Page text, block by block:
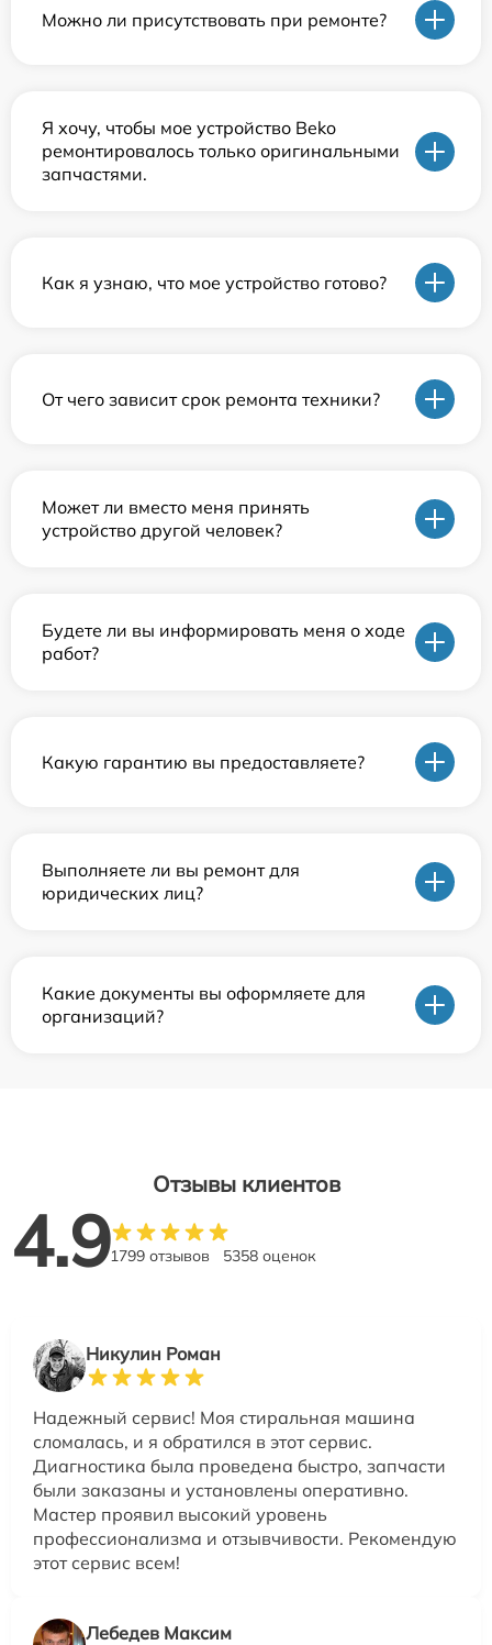
Можно ли присутствовать при ремонте?
Я хочу, чтобы мое устройство Beko
ремонтировалось только оригинальными
запчастями.
Как я узнаю, что мое устройство готово?
От чего зависит срок ремонта техники?
Может ли вместо меня принять
устройство другой человек?
Будете ли вы информировать меня о ходе
работ?
Какую гарантию вы предоставляете?
Выполняете ли вы ремонт для
юридических лиц?
Какие документы вы оформляете для
организаций?
Отзывы клиентов
4.91799 отзывов 5358 оценок
Никулин Роман
Надежный сервис! Моя стиральная машина
сломалась, и я обратился в этот сервис.
Диагностика была проведена быстро, запчасти
были заказаны и установлены оперативно.
Мастер проявил высокий уровень
профессионализма и отзывчивости. Рекомендую
этот сервис всем!
Лебедев Максим